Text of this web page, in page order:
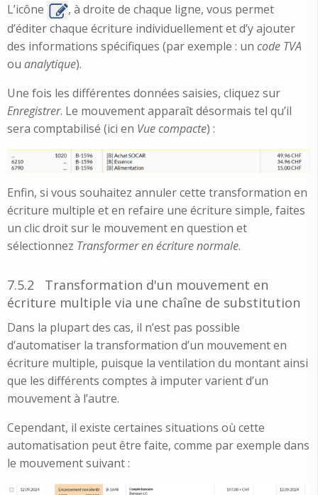
L’icône
, à droite de chaque ligne, vous permet
d’éditer chaque écriture individuellement et d’y ajouter
des informations spécifiques (par exemple : un code TVA
ou analytique).
Une fois les différentes données saisies, cliquez sur
Enregistrer. Le mouvement apparaît désormais tel qu’il
sera comptabilisé (ici en Vue compacte) :
Enfin, si vous souhaitez annuler cette transformation en
écriture multiple et en refaire une écriture simple, faites
un clic droit sur le mouvement en question et
sélectionnez Transformer en écriture normale.
7.5.2
Transformation d'un mouvement en
écriture multiple via une chaîne de substitution
Dans la plupart des cas, il n’est pas possible
d’automatiser la transformation d’un mouvement en
écriture multiple, puisque la ventilation du montant ainsi
que les différents comptes à imputer varient d’un
mouvement à l’autre.
Cependant, il existe certaines situations où cette
automatisation peut être faite, comme par exemple dans
le mouvement suivant :